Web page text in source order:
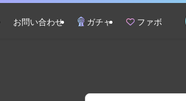
お問い合わせ ガチャ ファボ